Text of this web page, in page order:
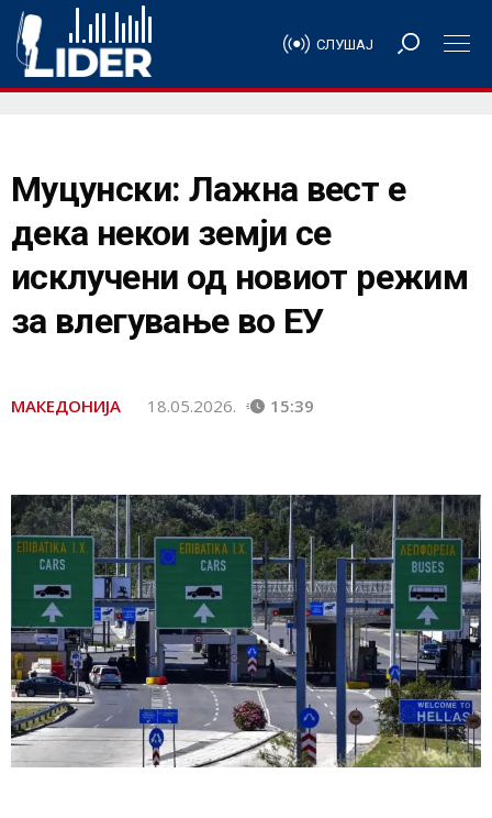
СЛУШАЈ
Муцунски: Лажна вест е
дека некои земји се
исклучени од новиот режим
за влегување во ЕУ
МАКЕДОНИЈА 18.05.2026. 15:39